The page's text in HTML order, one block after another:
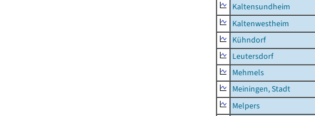
Kaltensundheim
Kaltenwestheim
Kühndorf
Leutersdorf
Mehmels
Meiningen, Stadt
Melpers